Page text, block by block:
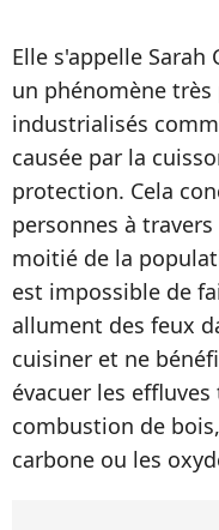
Elle s'appelle
un phénomène très
industrialisés
causée par la
protection. Cela
personnes à
moitié de la
est impossible de
allument des feux
cuisiner et ne
évacuer les
combustion de
carbone ou les